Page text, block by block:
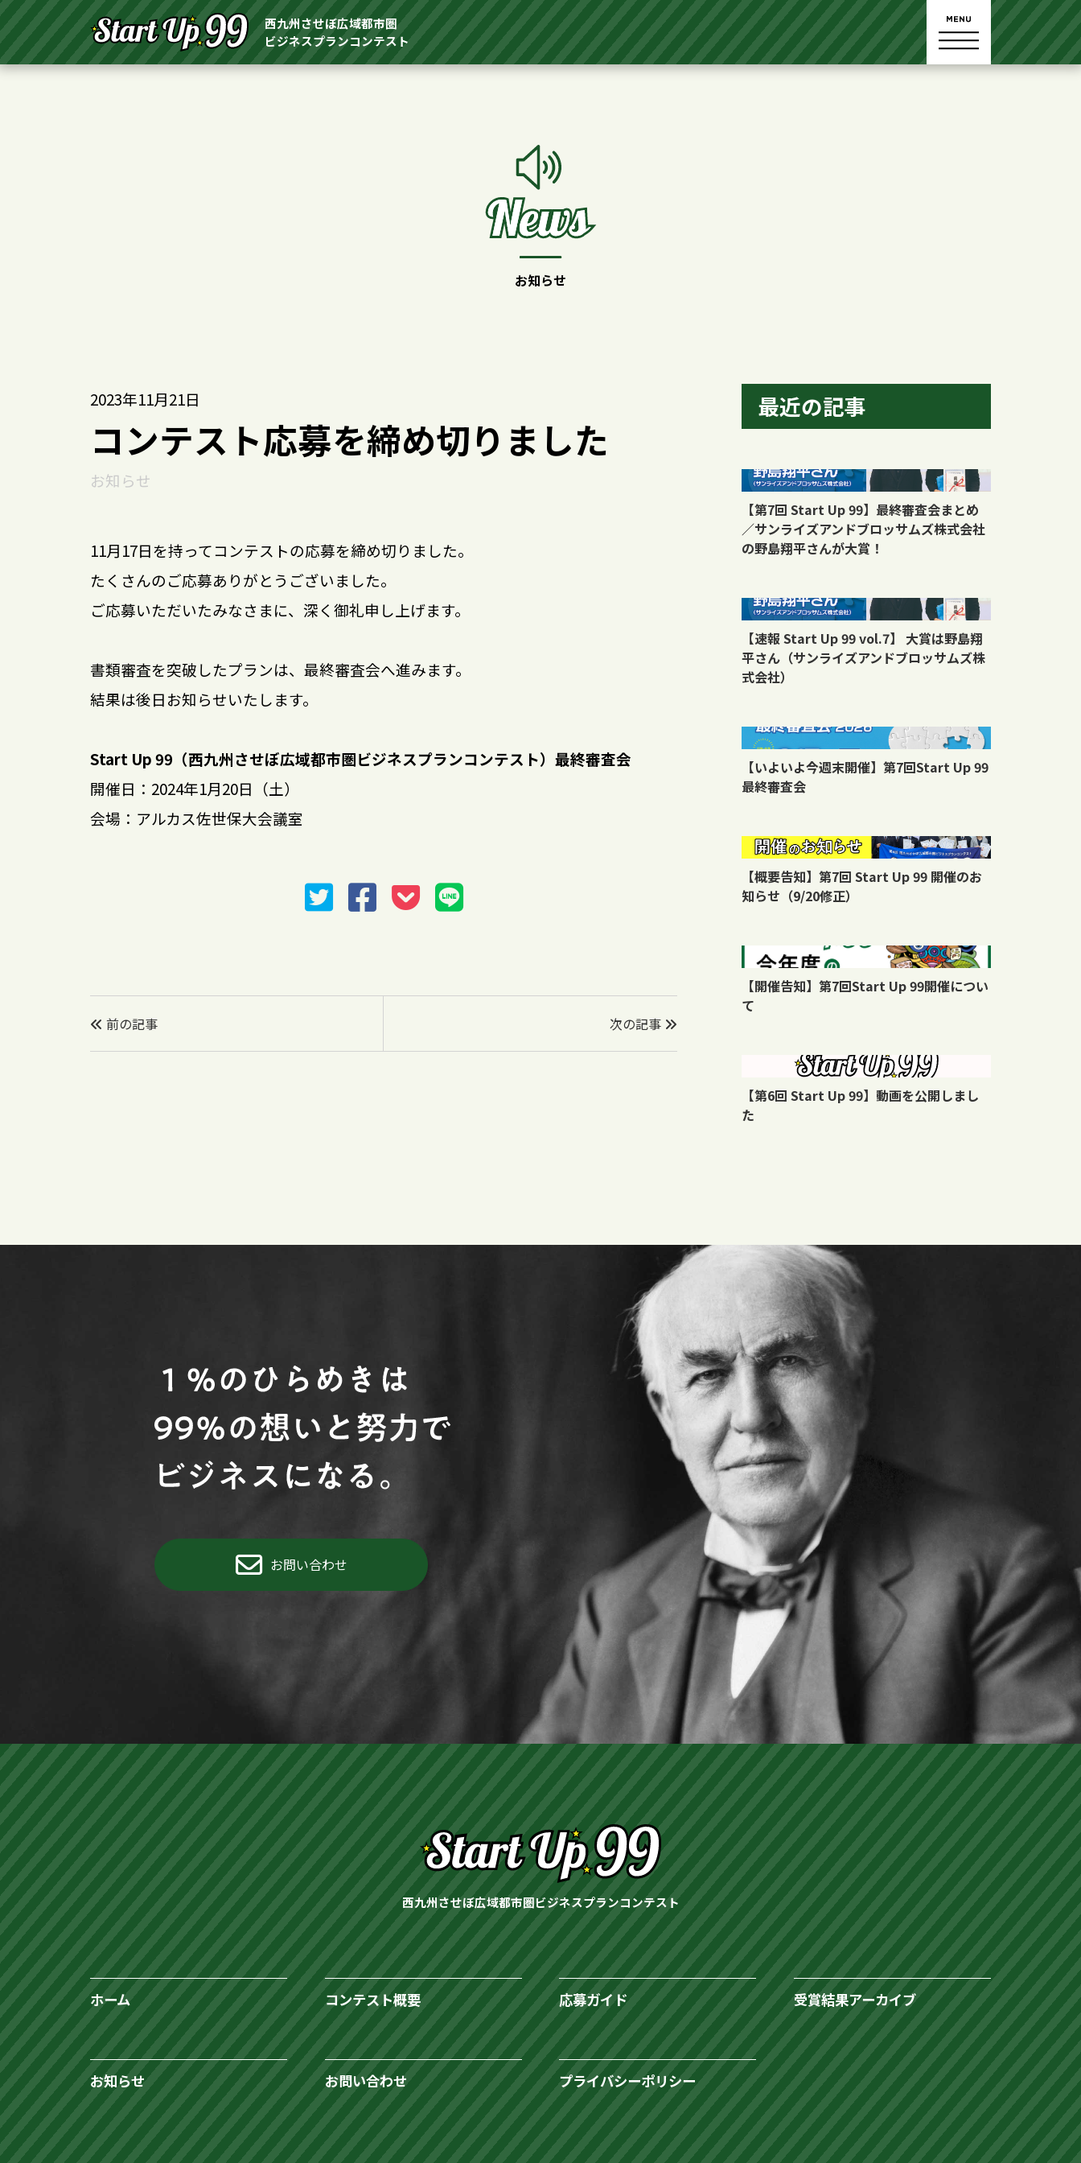
西九州させぼ広域都市圏
ビジネスプランコンテスト
お知らせ
2023年11月21日
コンテスト応募を締め切りました
お知らせ
11月17日を持ってコンテストの応募を締め切りました。
たくさんのご応募ありがとうございました。
ご応募いただいたみなさまに、深く御礼申し上げます。
書類審査を突破したプランは、最終審査会へ進みます。
結果は後日お知らせいたします。
Start Up 99（西九州させぼ広域都市圏ビジネスプランコンテスト）最終審査会
開催日：2024年1月20日（土）
会場：アルカス佐世保大会議室
前の記事 次の記事
最近の記事
【第7回 Start Up 99】最終審査会まとめ
／サンライズアンドブロッサムズ株式会社
の野島翔平さんが大賞！
【速報 Start Up 99 vol.7】 大賞は野島翔
平さん（サンライズアンドブロッサムズ株
式会社）
【いよいよ今週末開催】第7回Start Up 99
最終審査会
【概要告知】第7回 Start Up 99 開催のお
知らせ（9/20修正）
【開催告知】第7回Start Up 99開催につい
て
【第6回 Start Up 99】動画を公開しまし
た
お問い合わせ
西九州させぼ広域都市圏ビジネスプランコンテスト
ホーム コンテスト概要 応募ガイド 受賞結果アーカイブ
お知らせ お問い合わせ プライバシーポリシー